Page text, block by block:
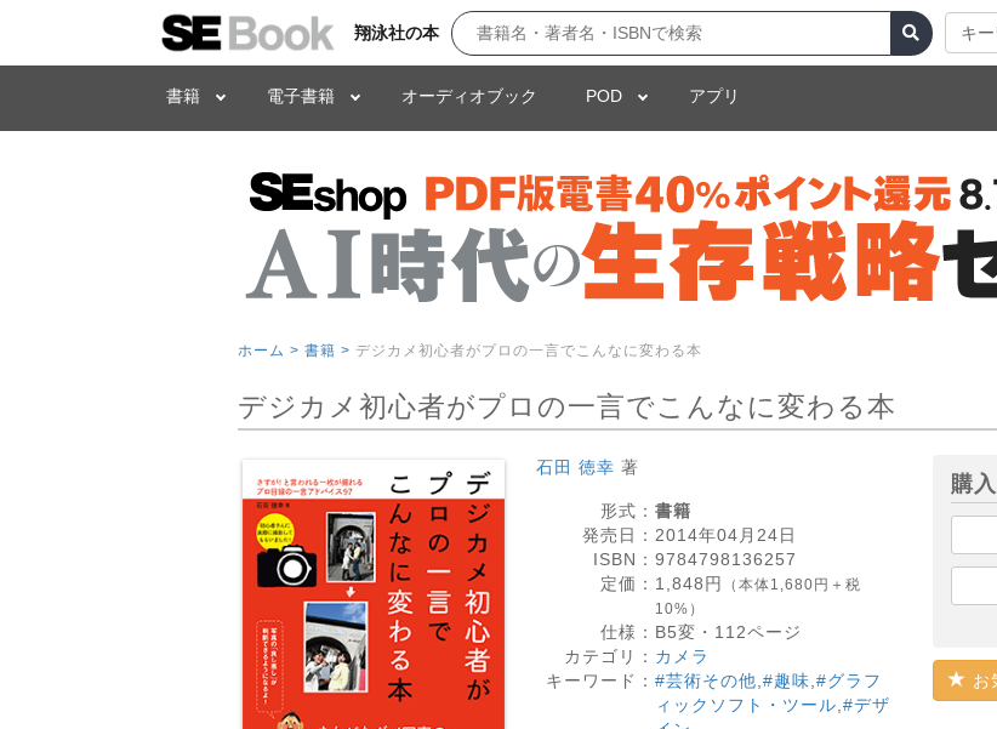
翔泳社の本 キ
書籍 電子書籍 オーディオブック POD アプリ
ホーム > 書籍 > デジカメ初心者がプロの一言でこんなに変わる本
デジカメ初心者がプロの一言でこんなに変わる本
石田 徳幸 著
形式： 書籍
発売日： 2014年04月24日
ISBN： 9784798136257
定価： 1,848 円
（本体1,680円＋税
10%）
仕様： B5変・ 112ページ
カテゴリ： カメラ
キーワード： #芸術その他 #趣味 #グラフ
ィックソフト・ツール #デザ
購
お